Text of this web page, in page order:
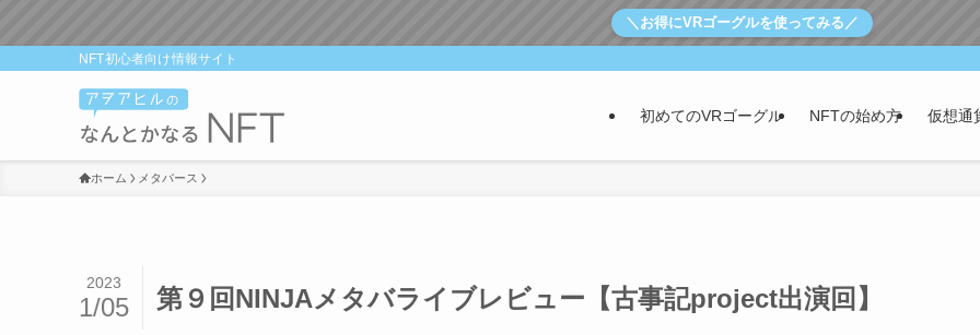
＼お得にVRゴーグルを使ってみる／
NFT初心者向け情報サイト
初めてのVRゴーグル NFTの始め方 仮想通
ホーム メタバース
第９回NINJAメタバライブレビュー【古事記project出演回】
2023
1/05